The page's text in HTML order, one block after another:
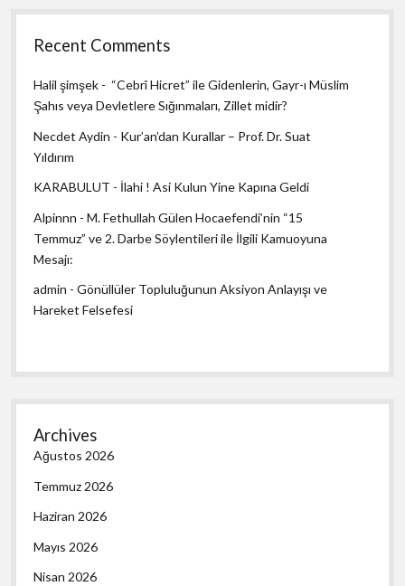
Recent Comments
Halil şimşek - “Cebrî Hicret” ile Gidenlerin, Gayr-ı Müslim
Şahıs veya Devletlere Sığınmaları, Zillet midir?
Necdet Aydin - Kur’an’dan Kurallar – Prof. Dr. Suat
Yıldırım
KARABULUT - İlahi ! Asi Kulun Yine Kapına Geldi
Alpinnn -M. Fethullah Gülen Hocaefendi’nin “15
Temmuz” ve 2. Darbe Söylentileri ile İlgili Kamuoyuna
Mesajı:
admin -Gönüllüler Topluluğunun Aksiyon Anlayışı ve
Hareket Felsefesi
Archives
Ağustos 2026
Temmuz 2026
Haziran 2026
Mayıs 2026
Nisan 2026